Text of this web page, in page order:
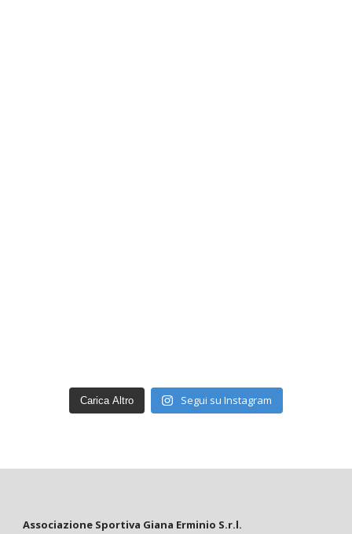
Carica Altro Segui su Instagram
Associazione Sportiva Giana Erminio S.r.l.